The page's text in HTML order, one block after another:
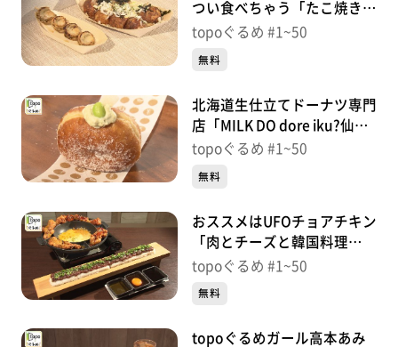
※紹介した店舗情報は変更している場合があります。
※紹介した商品は取り扱いが終了している場合がありま
す。
つい食べちゃう「たこ焼き海
鮮焼きはまや」（若林区若
topoぐるめ #1~50
無料
北海道生仕立てドーナツ専門
店「MILK DO dore iku?仙台
長町店」（太白区あすと長
topoぐるめ #1~50
無料
おススメはUFOチョアチキン
「肉とチーズと韓国料理
OKAGEYA」（青葉区中央）
topoぐるめ #1~50
無料
topoぐるめガール高本あみ